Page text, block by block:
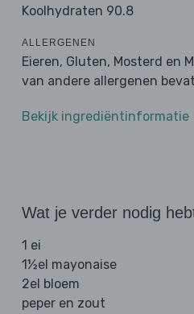
Koolhydraten 90.8
ALLERGENEN
Eieren, Gluten, Mosterd en
van andere allergenen
Bekijk ingrediëntinformatie
Wat je verder nodig
1 ei
1½el mayonaise
2el bloem
peper en zout